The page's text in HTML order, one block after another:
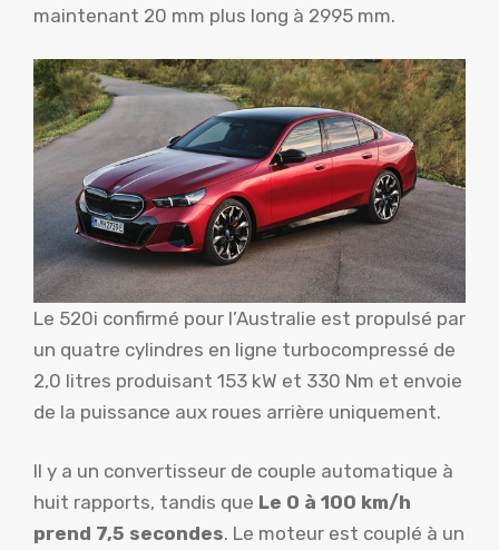
maintenant 20 mm plus long à 2995 mm.
Le 520i confirmé pour l’Australie est propulsé par
un quatre cylindres en ligne turbocompressé de
2,0 litres produisant 153 kW et 330 Nm et envoie
de la puissance aux roues arrière uniquement.
Il y a un convertisseur de couple automatique à
huit rapports, tandis que Le 0 à 100 km/h
prend 7,5 secondes. Le moteur est couplé à un